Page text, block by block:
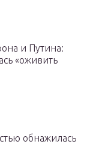
и Путина:
«оживить
обнажилась